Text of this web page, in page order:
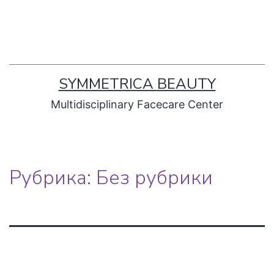
SYMMETRICA BEAUTY
Multidisciplinary Facecare Center
Рубрика: Без рубрики